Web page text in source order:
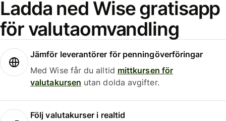
Ladda ned Wise gratisapp
för valutaomvandling
Jämför leverantörer för penningöverföringar
Med Wise får du alltid mittkursen för
valutakursen utan dolda avgifter.
Följ valutakurser i realtid